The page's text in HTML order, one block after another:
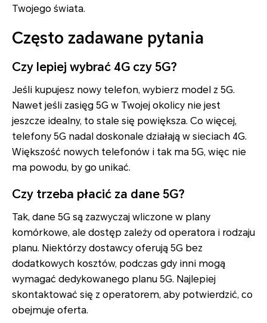
Twojego świata.
Często zadawane pytania
Czy lepiej wybrać 4G czy 5G?
Jeśli kupujesz nowy telefon, wybierz model z 5G.
Nawet jeśli zasięg 5G w Twojej okolicy nie jest
jeszcze idealny, to stale się powiększa. Co więcej,
telefony 5G nadal doskonale działają w sieciach 4G.
Większość nowych telefonów i tak ma 5G, więc nie
ma powodu, by go unikać.
Czy trzeba płacić za dane 5G?
Tak, dane 5G są zazwyczaj wliczone w plany
komórkowe, ale dostęp zależy od operatora i rodzaju
planu. Niektórzy dostawcy oferują 5G bez
dodatkowych kosztów, podczas gdy inni mogą
wymagać dedykowanego planu 5G. Najlepiej
skontaktować się z operatorem, aby potwierdzić, co
obejmuje oferta.